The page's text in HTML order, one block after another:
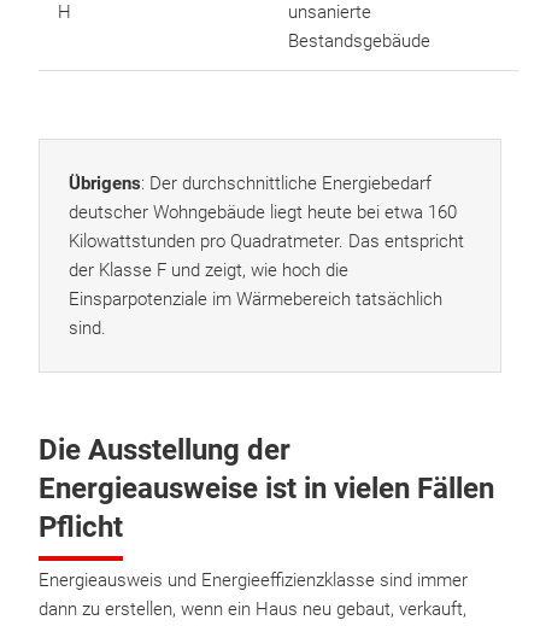
H
unsanierte
Bestandsgebäude
Übrigens: Der durchschnittliche Energiebedarf
deutscher Wohngebäude liegt heute bei etwa 160
Kilowattstunden pro Quadratmeter. Das entspricht
der Klasse F und zeigt, wie hoch die
Einsparpotenziale im Wärmebereich tatsächlich
sind.
Die Ausstellung der
Energieausweise ist in vielen Fällen
Pflicht
Energieausweis und Energieeffizienzklasse sind immer
dann zu erstellen, wenn ein Haus neu gebaut, verkauft,